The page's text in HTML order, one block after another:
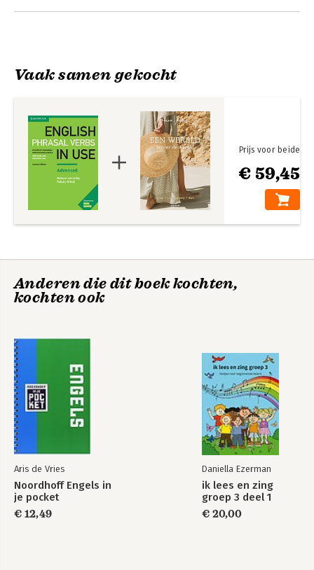
Vaak samen gekocht
€ 59,45
Prijs voor beide
Anderen die dit boek kochten,
kochten ook
Aris de Vries
Noordhoff Engels in
je pocket
€ 12,49
Daniella Ezerman
ik lees en zing
groep 3 deel 1
€ 20,00